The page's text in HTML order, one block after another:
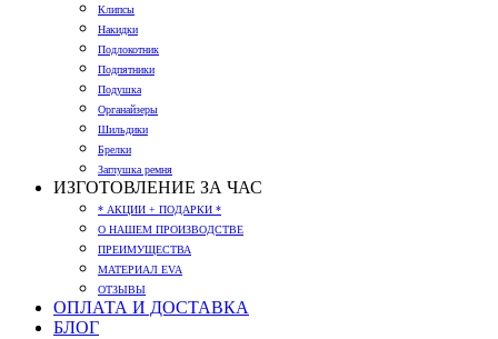
Клипсы
Накидки
Подлокотник
Подпятники
Подушка
Органайзеры
Шильдики
Брелки
Заглушка ремня
ИЗГОТОВЛЕНИЕ ЗА ЧАС
* АКЦИИ + ПОДАРКИ *
О НАШЕМ ПРОИЗВОДСТВЕ
ПРЕИМУЩЕСТВА
МАТЕРИАЛ EVA
ОТЗЫВЫ
ОПЛАТА И ДОСТАВКА
БЛОГ